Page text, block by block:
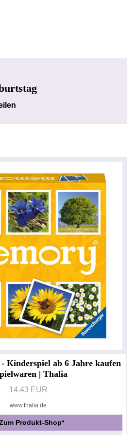
Kinderspiel ab 6 Jahre kaufen
| Thalia
14.43 EUR
www.thalia.de
Produkt-Shop*
DatenschutzerklärungImpressum